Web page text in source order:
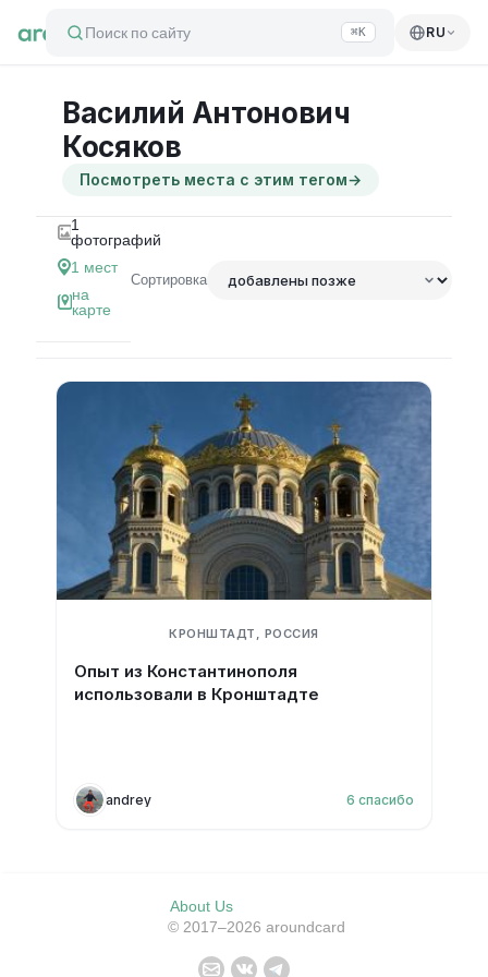
Поиск по сайту ⌘K RU
Василий Антонович
Косяков
Посмотреть места с этим тегом→
1
фотографий
1 мест
на
карте
Сортировка
КРОНШТАДТ, РОССИЯ
Опыт из Константинополя
использовали в Кронштадте
andrey 6 спасибо
About Us
© 2017–2026 aroundcard